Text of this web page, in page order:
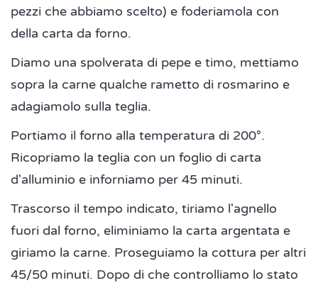
pezzi che abbiamo scelto) e foderiamola con
della carta da forno.
Diamo una spolverata di pepe e timo, mettiamo
sopra la carne qualche rametto di rosmarino e
adagiamolo sulla teglia.
Portiamo il forno alla temperatura di 200°.
Ricopriamo la teglia con un foglio di carta
d'alluminio e inforniamo per 45 minuti.
Trascorso il tempo indicato, tiriamo l'agnello
fuori dal forno, eliminiamo la carta argentata e
giriamo la carne. Proseguiamo la cottura per altri
45/50 minuti. Dopo di che controlliamo lo stato